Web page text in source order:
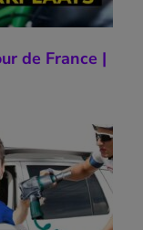
de France |